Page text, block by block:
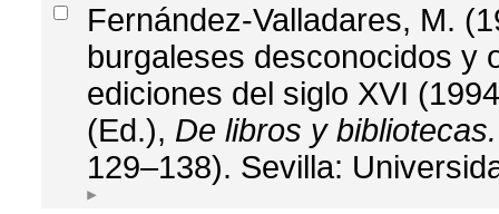
Fernández-Valladares, M.
burgaleses desconocidos y
ediciones del siglo XVI
(Ed.), De libros y
129–138). Sevilla: